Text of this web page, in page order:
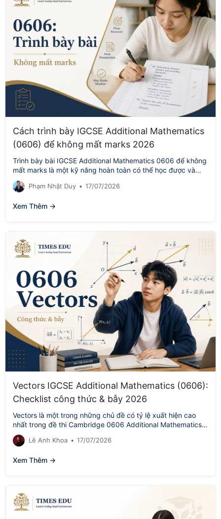
Cách trình bày IGCSE Additional Mathematics
(0606) để không mất marks 2026
Trình bày bài IGCSE Additional Mathematics 0606 để không
mất marks là một kỹ năng hoàn toàn có thể học được và…
Phạm Nhật Duy • 17/07/2026
Xem Thêm →
Vectors IGCSE Additional Mathematics (0606):
Checklist công thức & bẫy 2026
Vectors là một trong những chủ đề có tỷ lệ xuất hiện cao
nhất trong đề thi Cambridge 0606 Additional Mathematics,
nhưng…
Lê Anh Khoa • 17/07/2026
Xem Thêm →